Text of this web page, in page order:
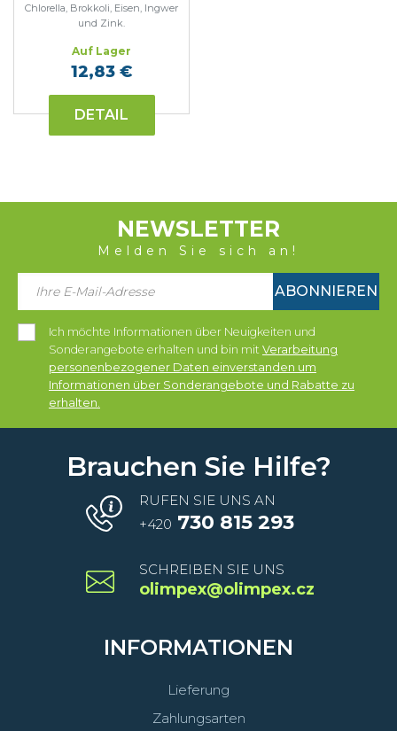
Chlorella, Brokkoli, Eisen, Ingwer
und Zink.
Auf Lager
12,83 €
DETAIL
NEWSLETTER
Melden Sie sich an!
ABONNIEREN
Ich möchte Informationen über Neuigkeiten und
Sonderangebote erhalten und bin mit Verarbeitung
personenbezogener Daten einverstanden um
Informationen über Sonderangebote und Rabatte zu
erhalten.
Brauchen Sie Hilfe?
RUFEN SIE UNS AN
+420 730 815 293
SCHREIBEN SIE UNS
olimpex@olimpex.cz
INFORMATIONEN
Lieferung
Zahlungsarten